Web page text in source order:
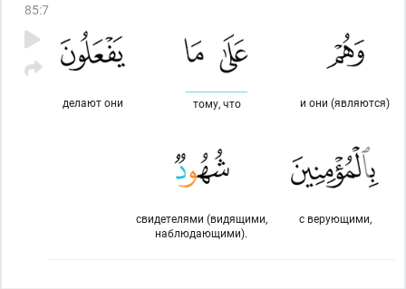
85:7
и они (являются)
тому, что
делают они
с верующими,
свидетелями (видящими,
наблюдающими).